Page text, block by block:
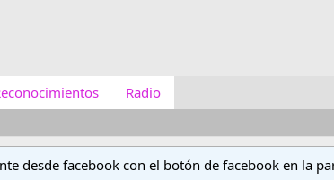
Radio
desde facebook con el botón de facebook en la